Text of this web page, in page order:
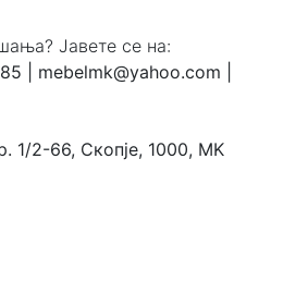
Јавете се на:
mebelmk@yahoo.com
1/2-66, Скопје, 1000, MK